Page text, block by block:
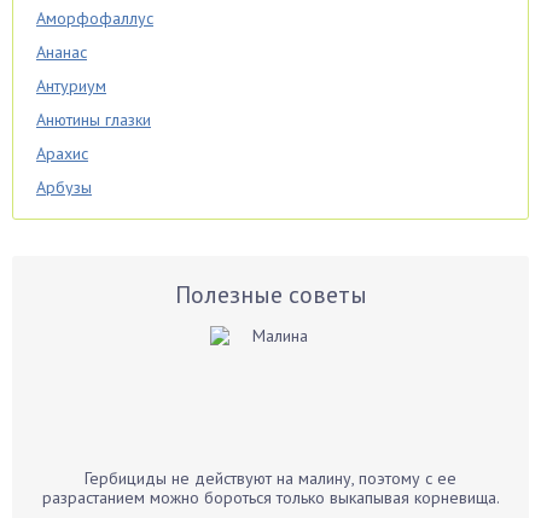
Аморфофаллус
Ананас
Антуриум
Анютины глазки
Арахис
Арбузы
Аспарагус
Бархатцы
Полезные советы
Гербициды не действуют на малину, поэтому с ее
разрастанием можно бороться только выкапывая корневища.